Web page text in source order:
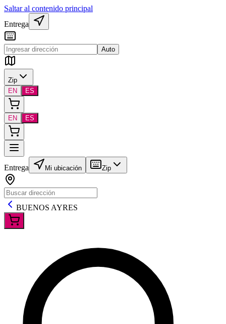
Saltar al contenido principal
Entrega
Auto
Zip
EN
ES
EN ES
Entrega Mi ubicación Zip
BUENOS AYRES